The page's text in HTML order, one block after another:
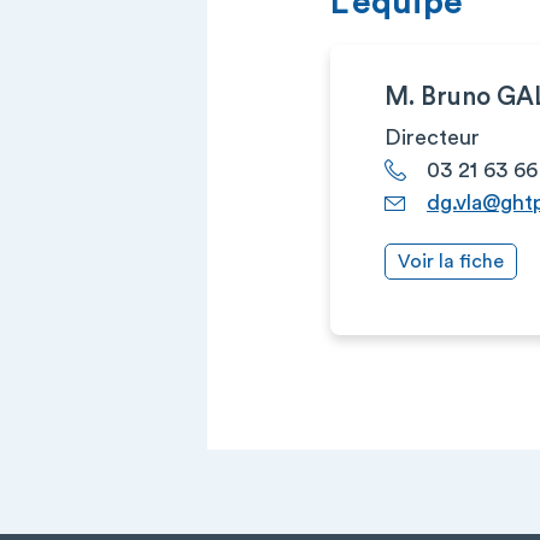
M. Bruno
Directeur
03 21 63
Voir la fiche